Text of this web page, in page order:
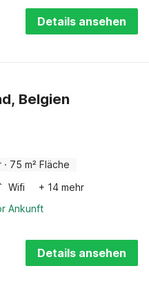
Details ansehen
Belgien
· 75 m² Fläche
Wifi
+ 14 mehr
Ankunft
Details ansehen